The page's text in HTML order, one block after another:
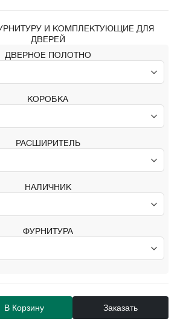
И КОМПЛЕКТУЮЩИЕ ДЛЯ
ДВЕРЕЙ
ДВЕРНОЕ ПОЛОТНО
КОРОБКА
РАСШИРИТЕЛЬ
НАЛИЧНИК
ФУРНИТУРА
В Корзину Заказать